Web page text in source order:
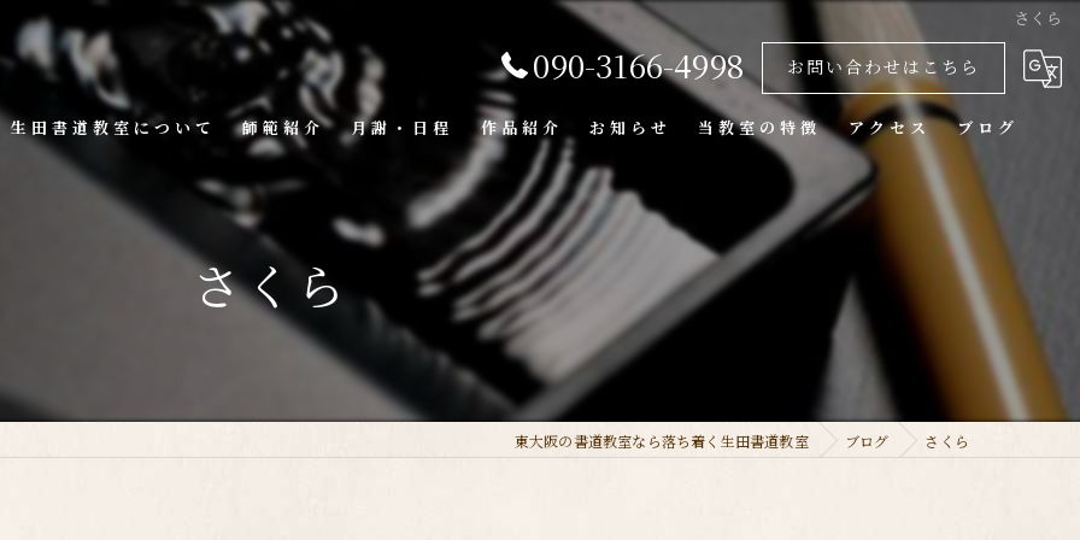
さくら
090-3166-4998 お問い合わせはこちら
生田書道教室について 師範紹介 月謝・日程 作品紹介 お知らせ 当教室の特徴
子供
硬筆
アクセス
中鴻池教室(佳友会)
ブログ
さくら
東大阪の書道教室なら落ち着く生田書道教室 ブログ さくら